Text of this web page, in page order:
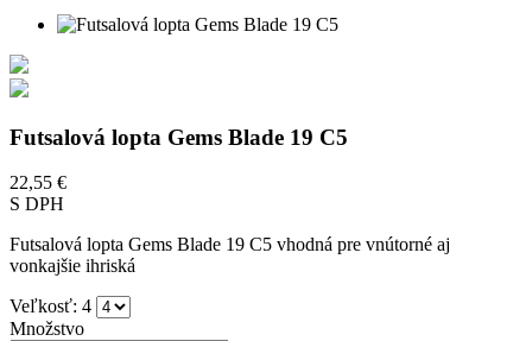
Futsalová lopta Gems Blade 19 C5
22,55 €
S DPH
Futsalová lopta Gems Blade 19 C5 vhodná pre vnútorné aj
vonkajšie ihriská
Veľkosť: 4
Množstvo